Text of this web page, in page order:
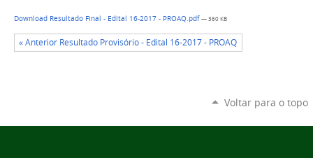
Download Resultado Final - Edital 16-2017 - PROAQ.pdf— 360 KB
« Anterior Resultado Provisório - Edital 16-2017 - PROAQ
Voltar para o topo